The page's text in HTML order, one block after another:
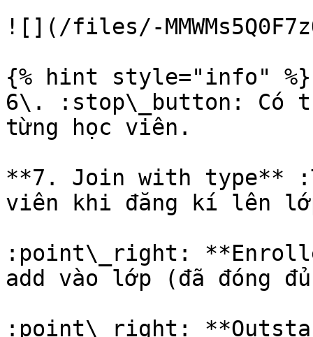
![](/files/-
{% hint style="info" %}
6\. :stop\_button: Có
từng học viên.
**7. Join with type**
viên khi đăng kí lên
:point\_right:
add vào lớp (đã đóng
:point\_right: